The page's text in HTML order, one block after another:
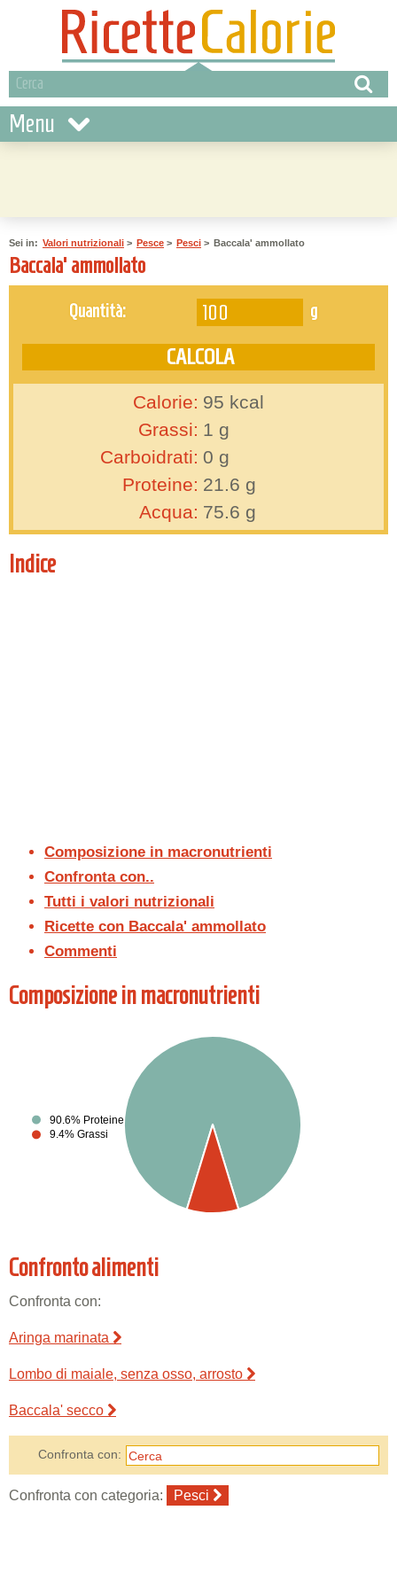
Menu
Sei in: Valori nutrizionali > Pesce > Pesci > Baccala' ammollato
Baccala' ammollato
Quantità: g
Calorie: 95 kcal
Grassi: 1 g
Carboidrati: 0 g
Proteine: 21.6 g
Acqua: 75.6 g
Indice
Composizione in macronutrienti
Confronta con..
Tutti i valori nutrizionali
Ricette con Baccala' ammollato
Commenti
Composizione in macronutrienti
90.6% Proteine
9.4% Grassi
Confronto alimenti
Confronta con:
Aringa marinata
Lombo di maiale, senza osso, arrosto
Baccala' secco
Confronta con:
Confronta con categoria: Pesci